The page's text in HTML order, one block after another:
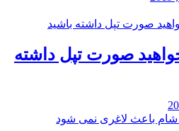
صورت تپل داشته